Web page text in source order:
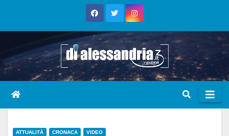
ATTUALITÀ CRONACA VIDEO